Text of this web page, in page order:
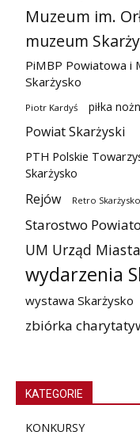
Muzeum im.
muzeum
PiMBP Powiatowa i
Skarżysko
Piotr Kardyś piłka
Powiat Skarżyski
PTH Polskie
Skarżysko
Rejów Retro Skarżysko
Starostwo
UM Urząd
wydarzenia
wystawa Skarżysko
zbiórka
KATEGORIE
KONKURSY